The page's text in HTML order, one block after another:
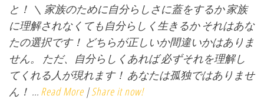
と！ ＼ 家族のために自分らしさに蓋をするか 家族
に理解されなくても自分らしく生きるか それはあな
たの選択です！ どちらが正しいか間違いかはありま
せん。 ただ、自分らしくあれば 必ずそれを理解し
てくれる人が現れます！ あなたは孤独ではありませ
ん！ ... Read More |Share it now!